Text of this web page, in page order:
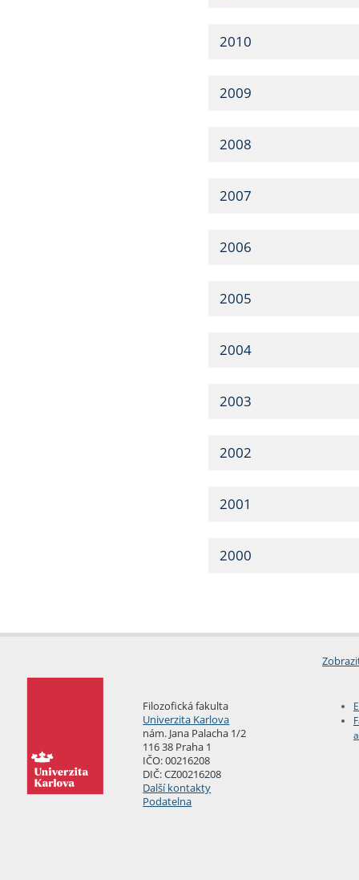
2010
2009
2008
2007
2006
2005
2004
2003
2002
2001
2000
Filozofická fakulta
Univerzita Karlova
nám. Jana Palacha 1/2
116 38 Praha 1
IČO: 00216208
DIČ: CZ00216208
Další kontakty
Podatelna